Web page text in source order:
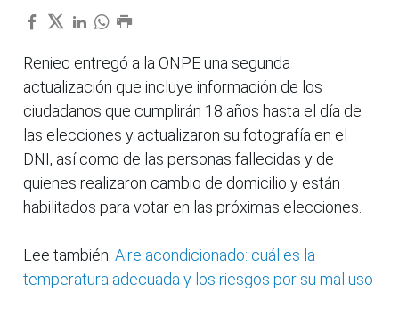
Reniec entregó a la ONPE una segunda
actualización que incluye información de los
ciudadanos que cumplirán 18 años hasta el día de
las elecciones y actualizaron su fotografía en el
DNI, así como de las personas fallecidas y de
quienes realizaron cambio de domicilio y están
habilitados para votar en las próximas elecciones.
Lee también: Aire acondicionado: cuál es la
temperatura adecuada y los riesgos por su mal uso